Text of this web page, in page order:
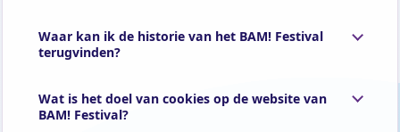
Waar kan ik de historie van het BAM! Festival
terugvinden?
Wat is het doel van cookies op de website van
BAM! Festival?